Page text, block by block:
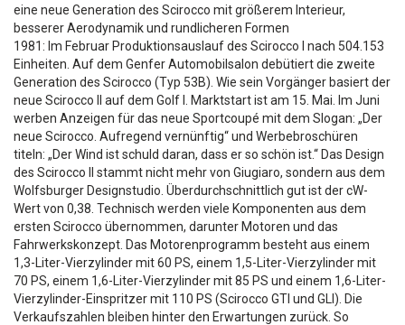
eine neue Generation des Scirocco mit größerem Interieur,
besserer Aerodynamik und rundlicheren Formen
1981: Im Februar Produktionsauslauf des Scirocco I nach 504.153
Einheiten. Auf dem Genfer Automobilsalon debütiert die zweite
Generation des Scirocco (Typ 53B). Wie sein Vorgänger basiert der
neue Scirocco II auf dem Golf I. Marktstart ist am 15. Mai. Im Juni
werben Anzeigen für das neue Sportcoupé mit dem Slogan: „Der
neue Scirocco. Aufregend vernünftig“ und Werbebroschüren
titeln: „Der Wind ist schuld daran, dass er so schön ist.“ Das Design
des Scirocco II stammt nicht mehr von Giugiaro, sondern aus dem
Wolfsburger Designstudio. Überdurchschnittlich gut ist der cW-
Wert von 0,38. Technisch werden viele Komponenten aus dem
ersten Scirocco übernommen, darunter Motoren und das
Fahrwerkskonzept. Das Motorenprogramm besteht aus einem
1,3-Liter-Vierzylinder mit 60 PS, einem 1,5-Liter-Vierzylinder mit
70 PS, einem 1,6-Liter-Vierzylinder mit 85 PS und einem 1,6-Liter-
Vierzylinder-Einspritzer mit 110 PS (Scirocco GTI und GLI). Die
Verkaufszahlen bleiben hinter den Erwartungen zurück. So